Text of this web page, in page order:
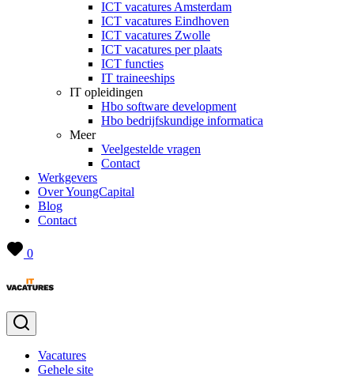
ICT vacatures Amsterdam
ICT vacatures Eindhoven
ICT vacatures Zwolle
ICT vacatures per plaats
ICT functies
IT traineeships
IT opleidingen
Hbo software development
Hbo bedrijfskundige informatica
Meer
Veelgestelde vragen
Contact
Werkgevers
Over YoungCapital
Blog
Contact
0
Vacatures
Gehele site